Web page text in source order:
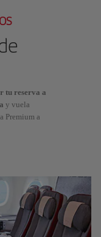
tu reserva a
y vuela
Premium a